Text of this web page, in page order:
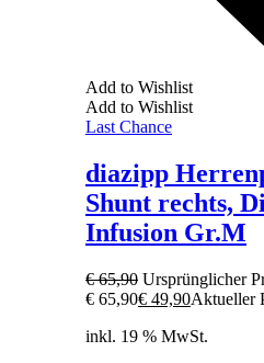
Add to Wishlist
Add to Wishlist
Last Chance
diazipp
Shunt rechts,
Infusion Gr.M
€65,90 Ursprünglicher
€ 65,90€ 49,90Aktueller
inkl. 19 % MwSt.